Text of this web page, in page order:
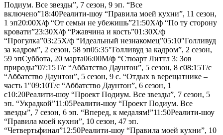
Подиум. Все звезды”, 7 сезон, 9 эп. “Все
включено”18:40Реалити-шоу “Правила моей кухни”, 11 сезон,
1 эп20:00Х/ф “От семьи не убежишь”21:50Х/ф “По ту сторону
кровати”23:30Х/ф “Ржавчина и кость”01:30Х/ф
“Прогулка”03:25Х/ф “Идеальный незнакомец”05:10″Голливуд
за кадром”, 2 сезон, 58 эп05:35″Голливуд за кадром”, 2 сезон,
59 эпСуббота, 20 марта06:00М/ф “Стюарт Литтл 3: Зов
природы”07:15Т/с “Аббатство Даунтон”, 5 сезон, 8 с08:15Т/с
“Аббатство Даунтон”, 5 сезон, 9 с. “Отдых в верещатнике –
часть 1″09:10Т/с “Аббатство Даунтон”, 6 сезон, 1
с10:20Реалити-шоу “Проект Подиум. Все звезды”, 7 сезон, 5
эп. “Украдкой”11:05Реалити-шоу “Проект Подиум. Все
звезды”, 7 сезон, 6 эп. “Вперед, к медалям!”11:50Реалити-шоу
“Правила моей кухни”, 10 сезон, 47 эп.
“Четвертьфинал”12:50Реалити-шоу “Правила моей кухни”, 10